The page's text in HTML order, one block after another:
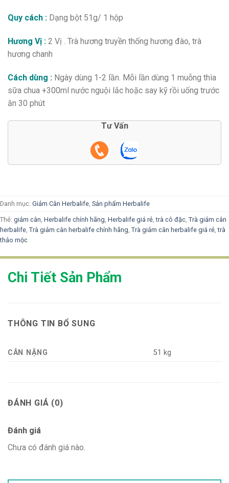
Quy cách : Dạng bột 51g/ 1 hộp
Hương Vị : 2 Vị . Trà hương truyền thống hương đào, trà
hương chanh
Cách dùng : Ngày dùng 1-2 lần. Mỗi lần dùng 1 muỗng thìa
sữa chua +300ml nước nguội lắc hoặc say kỹ rồi uống trước
ăn 30 phút
Tư Vấn
Danh mục: Giảm Cân Herbalife Sản phẩm Herbalife
Thẻ: giảm cân Herbalife chính hãng Herbalife giá rẻ ,trà cô đặc Trà giảm cân
herbalife Trà giảm cân herbalife chính hãng Trà giảm cân herbalife giá rẻ ,trà
thảo mộc
Chi Tiết Sản Phẩm
THÔNG TIN BỔ SUNG
CÂN NẶNG 51 kg
ĐÁNH GIÁ (0)
Đánh giá
Chưa có đánh giá nào.